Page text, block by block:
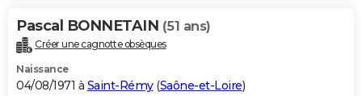
Pascal BONNETAIN (51 ans)
Créer une cagnotte obsèques
Naissance
04/08/1971 à Saint-Rémy(Saône-et-Loire)